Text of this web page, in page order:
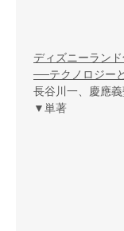
ディズニーラン
──テクノロジー
長谷川一、慶應
▼単著